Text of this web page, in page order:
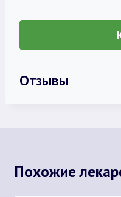
Отзывы
Похожие